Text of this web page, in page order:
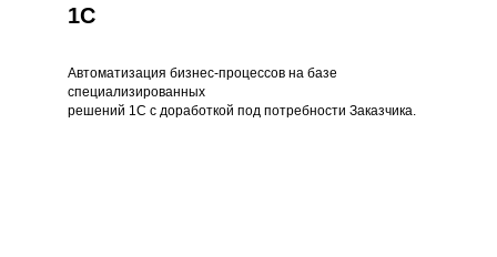
1С
Автоматизация бизнес-процессов на базе
специализированных
решений 1С с доработкой под потребности Заказчика.